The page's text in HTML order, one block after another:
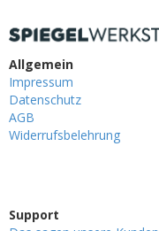
Allgemein
Impressum
Datenschutz
AGB
Widerrufsbelehrung
Support